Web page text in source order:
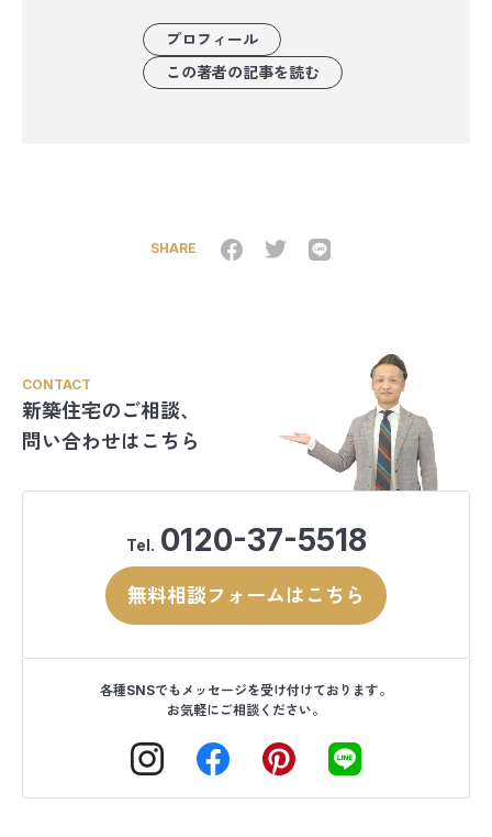
プロフィール
この著者の記事を読む
SHARE
CONTACT
新築住宅のご相談、
問い合わせはこちら
Tel. 0120-37-5518
無料相談フォームはこちら
各種SNSでもメッセージを受け付けております。
お気軽にご相談ください。